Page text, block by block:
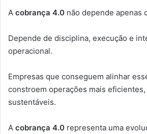
A cobrança 4.0 não depende apenas
Depende de disciplina, execução e
operacional.
Empresas que conseguem alinhar
constroem operações mais
sustentáveis.
A cobrança 4.0 representa uma